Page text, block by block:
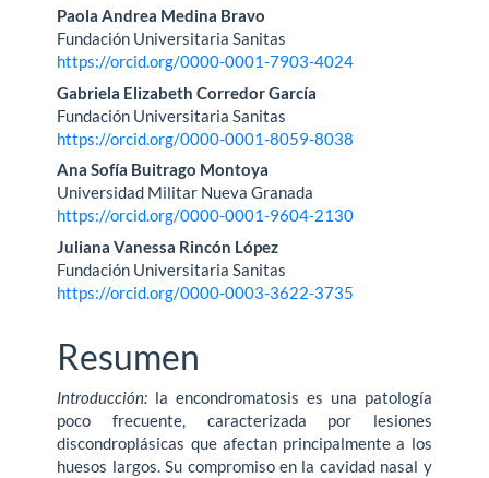
Contenido
principal
del
artículo
Paola Andrea Medina Bravo
Fundación Universitaria Sanitas
https://orcid.org/0000-0001-7903-4024
Gabriela Elizabeth Corredor García
Fundación Universitaria Sanitas
https://orcid.org/0000-0001-8059-8038
Ana Sofía Buitrago Montoya
Universidad Militar Nueva Granada
https://orcid.org/0000-0001-9604-2130
Juliana Vanessa Rincón López
Fundación Universitaria Sanitas
https://orcid.org/0000-0003-3622-3735
Resumen
Introducción: la encondromatosis es una patología
poco frecuente, caracterizada por lesiones
discondroplásicas que afectan principalmente a los
huesos largos. Su com­promiso en la cavidad nasal y